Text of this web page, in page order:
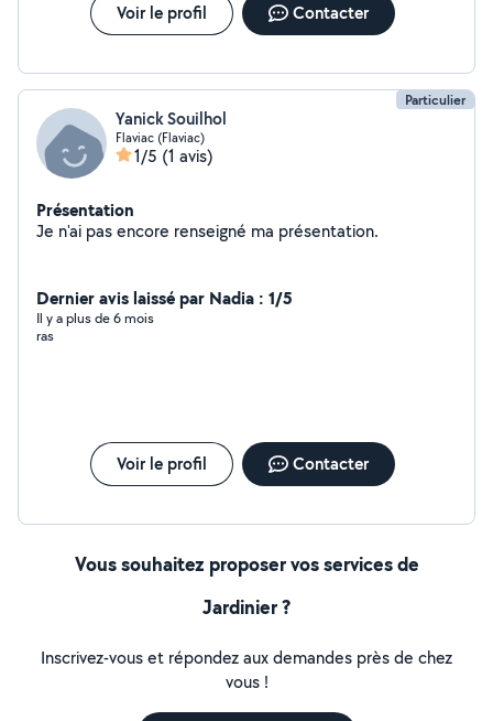
Voir le profil Contacter
Particulier
Yanick Souilhol
Flaviac (Flaviac)
1/5 (1 avis)
Présentation
Je n'ai pas encore renseigné ma présentation.
Dernier avis laissé par Nadia : 1/5
Il y a plus de 6 mois
ras
Voir le profil Contacter
Vous souhaitez proposer vos services de
Jardinier ?
Inscrivez-vous et répondez aux demandes près de chez
vous !